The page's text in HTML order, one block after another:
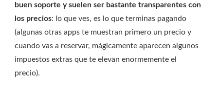
buen soporte y suelen ser bastante transparentes con
los precios: lo que ves, es lo que terminas pagando
(algunas otras apps te muestran primero un precio y
cuando vas a reservar, mágicamente aparecen algunos
impuestos extras que te elevan enormemente el
precio).